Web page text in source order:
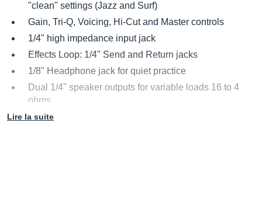
"clean" settings (Jazz and Surf)
Gain, Tri-Q, Voicing, Hi-Cut and Master controls
1/4" high impedance input jack
Effects Loop: 1/4" Send and Return jacks
1/8" Headphone jack for quiet practice
Dual 1/4" speaker outputs for variable loads 16 to 4
ohms
Standard IEC power cable (non locking)
Lire la suite